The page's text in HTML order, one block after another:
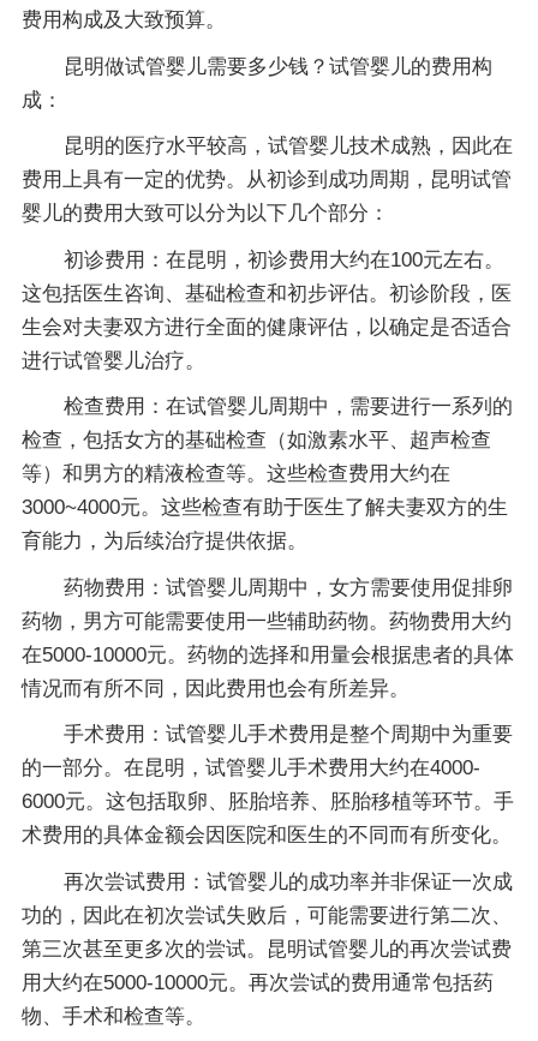
费用构成及大致预算。
昆明做试管婴儿需要多少钱？试管婴儿的费用构
成：
昆明的医疗水平较高，试管婴儿技术成熟，因此在
费用上具有一定的优势。从初诊到成功周期，昆明试管
婴儿的费用大致可以分为以下几个部分：
初诊费用：在昆明，初诊费用大约在100元左右。
这包括医生咨询、基础检查和初步评估。初诊阶段，医
生会对夫妻双方进行全面的健康评估，以确定是否适合
进行试管婴儿治疗。
检查费用：在试管婴儿周期中，需要进行一系列的
检查，包括女方的基础检查（如激素水平、超声检查
等）和男方的精液检查等。这些检查费用大约在
3000~4000元。这些检查有助于医生了解夫妻双方的生
育能力，为后续治疗提供依据。
药物费用：试管婴儿周期中，女方需要使用促排卵
药物，男方可能需要使用一些辅助药物。药物费用大约
在5000-10000元。药物的选择和用量会根据患者的具体
情况而有所不同，因此费用也会有所差异。
手术费用：试管婴儿手术费用是整个周期中为重要
的一部分。在昆明，试管婴儿手术费用大约在4000-
6000元。这包括取卵、胚胎培养、胚胎移植等环节。手
术费用的具体金额会因医院和医生的不同而有所变化。
再次尝试费用：试管婴儿的成功率并非保证一次成
功的，因此在初次尝试失败后，可能需要进行第二次、
第三次甚至更多次的尝试。昆明试管婴儿的再次尝试费
用大约在5000-10000元。再次尝试的费用通常包括药
物、手术和检查等。